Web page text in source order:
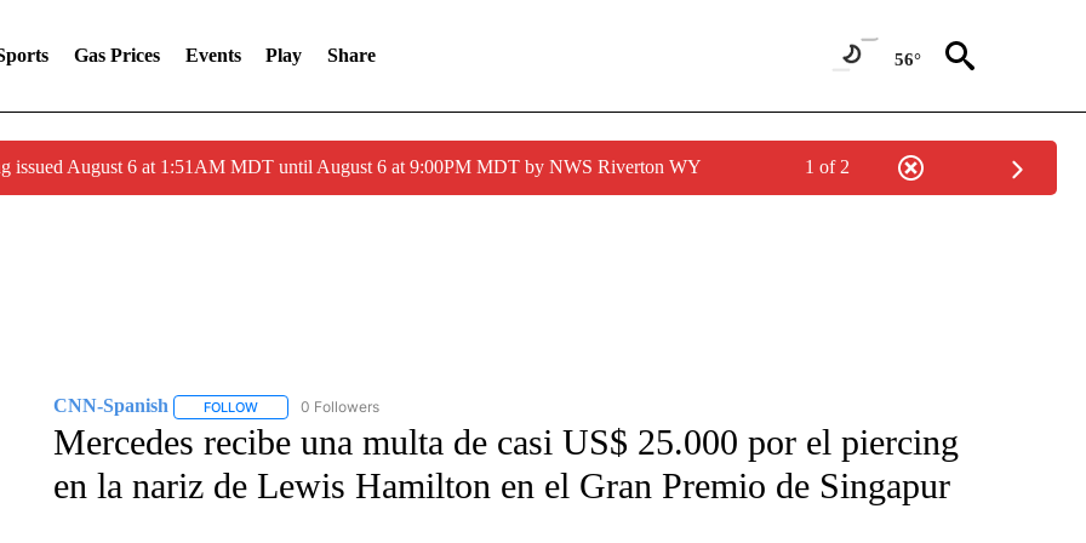
Gas Prices Events Play Share 56°
issued August 6 at 1:51AM MDT until August 6 at 9:00PM MDT by NWS Riverton WY 1 of 2
CNN-Spanish FOLLOWFOLLOW "CNN-SPANISH" TO RECEIVE NOTIFICATIONS ABOUT NEW PAGES ON "CNN-SPANISH".
0 Followers
Mercedes recibe una multa de casi US$ 25.000 por el piercing
en la nariz de Lewis Hamilton en el Gran Premio de Singapur